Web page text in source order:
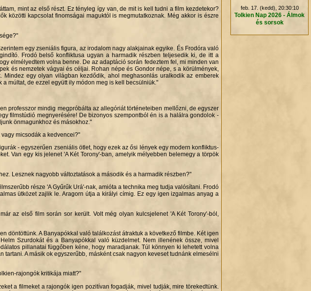
mint az első részt. Ez tényleg így van, de mit is kell tudni a film kezdetekor?
közötti kapcsolat finomságai maguktól is megmutatkoznak. Még akkor is észre
egy zseniális figura, az irodalom nagy alakjainak egyike. És Frodóra való
Frodó belső konfliktusa ugyan a harmadik részben teljesedik ki, de itt a
elmélyedtem volna benne. De az adaptáció során fedeztem fel, mi minden van
és nemzetek vágyai és céljai. Rohan népe és Gondor népe, s a körülmények,
egy olyan világban kezdődik, ahol meghasonlás uralkodik az emberek
múltat, de ezzel együtt ily módon meg is kell becsülniük."
professzor mindig megpróbálta az allegóriát történeteiben mellőzni, de egyszer
filmstúdió megnyerésére! De bizonyos szempontból én is a halálra gondolok -
önmagunkhoz és másokhoz."
micsodák a kedvencei?"
- egyszerűen zseniális ötlet, hogy ezek az ősi lények egy modern konfliktus-
Van egy kis jelenet 'A Két Torony'-ban, amelyik mélyebben belemegy a törpök
Lesznek nagyobb változtatások a második és a harmadik részben?"
része 'A Gyűrűk Urá'-nak, amióta a technika meg tudja valósítani. Frodó
ütközet zajlik le. Aragorn útja a királyi címig. Ez egy igen izgalmas anyag a
az első film során sor került. Volt még olyan kulcsjelenet 'A Két Torony'-ból,
döntöttünk. A Banyapókkal való találkozást átraktuk a következő filmbe. Két igen
Szurdokát és a Banyapókkal való küzdelmet. Nem illenének össze, mivel
pillanatai függőben kéne, hogy maradjanak. Túl könnyen ki lehetett volna
A másik ok egyszerűbb, másként csak nagyon keveset tudnánk elmesélni
rajongók kritikája miatt?"
a filmeket a rajongók igen pozitívan fogadják, mivel tudják, mire törekedtünk.
feb. 17. (kedd), 20:30:10
Tolkien Nap 2026 - Álmok
és sorsok